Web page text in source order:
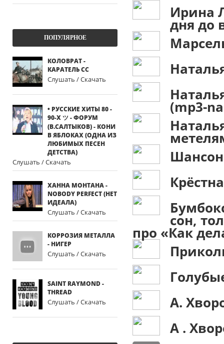
ПОПУЛЯРНОЕ
КОЛОВРАТ -
КАРАТЕЛЬ СС
Слушать / Скачать
• РУССКИЕ ХИТЫ 80 -
90-Х ツ - ФОРУМ
(В.САЛТЫКОВ) - КОНИ
В ЯБЛОКАХ (ОДНА ИЗ
ЛЮБИМЫХ ПЕСЕН
ДЕТСТВА)
Слушать / Скачать
ХАННА МОНТАНА -
NOBODY PERFECT (НЕТ
ИДЕАЛА)
Слушать / Скачать
КОРРОЗИЯ МЕТАЛЛА
- НИГЕР
Слушать / Скачать
SAINT RAYMOND -
THREAD
Слушать / Скачать
Ирина
дня до
(mp3-
Шансон
сон,
про «Как
А.
А .